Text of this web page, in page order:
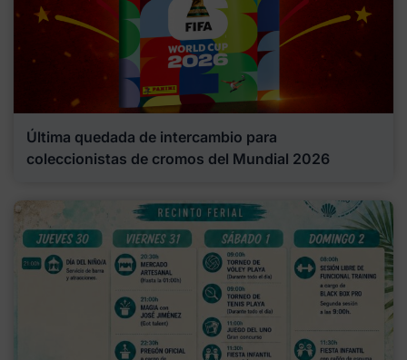
Última quedada de intercambio para
coleccionistas de cromos del Mundial 2026